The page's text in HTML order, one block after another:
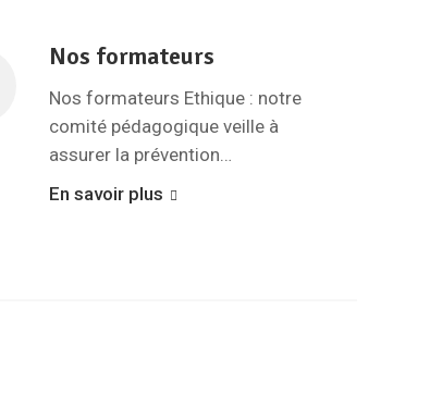
Nos formateurs
Nos formateurs Ethique : notre
comité pédagogique veille à
assurer la prévention…
En savoir plus